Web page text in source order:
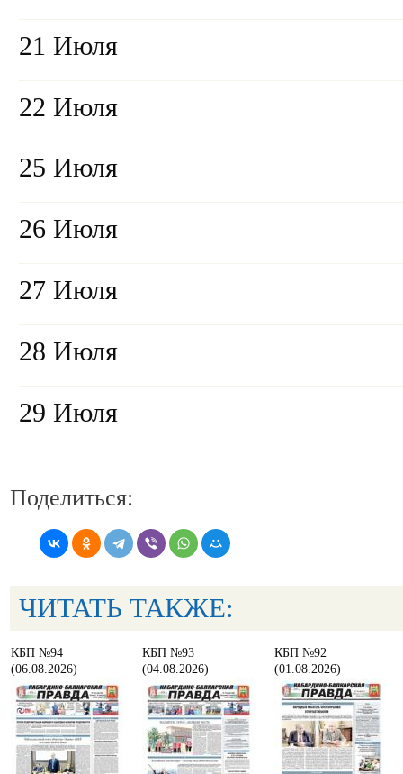
21 Июля
22 Июля
25 Июля
26 Июля
27 Июля
28 Июля
29 Июля
Поделиться:
ЧИТАТЬ ТАКЖЕ:
КБП №94
(06.08.2026)
КБП №93
(04.08.2026)
КБП №92
(01.08.2026)